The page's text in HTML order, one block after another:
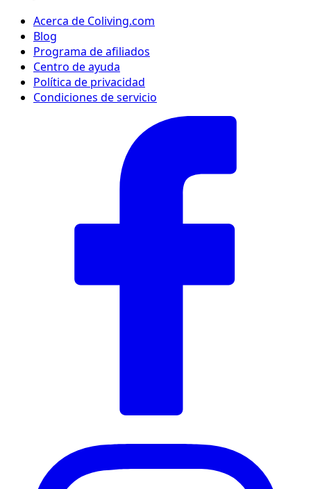
Acerca de Coliving.com
Blog
Programa de afiliados
Centro de ayuda
Política de privacidad
Condiciones de servicio